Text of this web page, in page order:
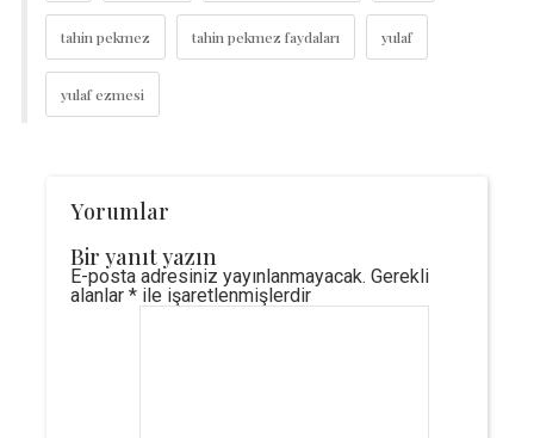
tahin pekmez tahin pekmez faydaları yulaf
yulaf ezmesi
Yorumlar
Bir yanıt yazın
E-posta adresiniz yayınlanmayacak. Gerekli
alanlar *ile işaretlenmişlerdir